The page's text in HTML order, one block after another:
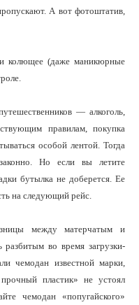
А вот фотоштатив,
колющее (даже маникюрные
— алкоголь,
правилам, покупка
особой лентой. Тогда
Но если вы летите
бутылка не доберется. Ее
на следующий рейс.
между матерчатым и
во время загрузки-
чемодан известной марки,
пластик» не устоял
чемодан «попугайского»